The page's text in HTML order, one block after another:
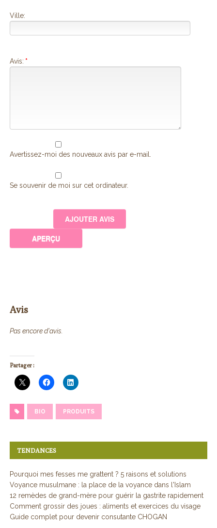
Ville:
Avis: *
Avertissez-moi des nouveaux avis par e-mail.
Se souvenir de moi sur cet ordinateur.
Avis
Pas encore d'avis.
Partager :
BIO PRODUITS
TENDANCES
Pourquoi mes fesses me grattent ? 5 raisons et solutions
Voyance musulmane : la place de la voyance dans l'Islam
12 remèdes de grand-mère pour guérir la gastrite rapidement
Comment grossir des joues : aliments et exercices du visage
Guide complet pour devenir consutante CHOGAN